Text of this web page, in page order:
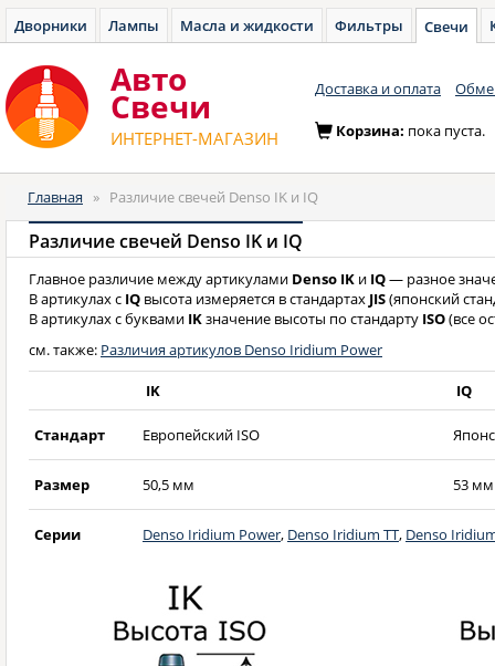
Дворники Лампы Масла и жидкости Фильтры Свечи
Авто
Cвечи
ИНТЕРНЕТ-МАГАЗИН
Доставка и оплата
Корзина: пока пуста.
Главная » Различие свечей Denso IK и IQ
Различие свечей Denso IK и IQ
Главное различие между артикулами Denso IK и IQ— разное
В артикулах с IQ высота измеряется в стандартах JIS(японский
В артикулах с буквами IKзначение высоты по стандарту ISO(все
см. также: Различия артикулов Denso Iridium Power
IK IQ
Стандарт Европейский ISO
Размер 50,5 мм 53 мм
Серии Denso Iridium Power, Denso Iridium TT, Denso